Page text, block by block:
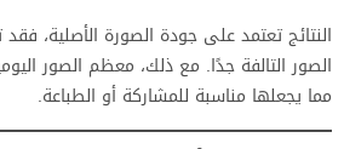
النتائج تعتمد على جودة الصورة الأصلية،
الصور التالفة جدًا. مع ذلك، معظم الصور
مما يجعلها مناسبة للمشاركة أو الطباعة.